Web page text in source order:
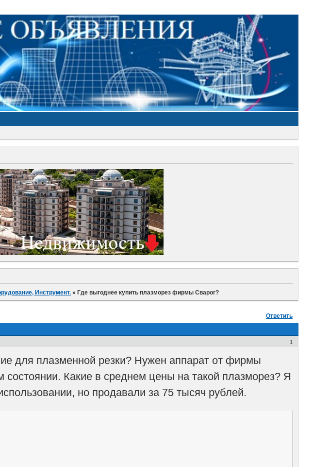
Инструмент. »Где выгоднее купить плазморез фирмы Сварог?
Ответить
1
для плазменной резки? Нужен аппарат от фирмы
Какие в среднем цены на такой плазморез? Я
но продавали за 75 тысяч рублей.